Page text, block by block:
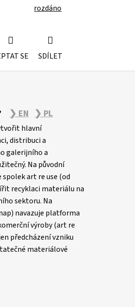
rozdáno
SE SDÍLET
❯ EN ❯ PL
hlavní
distribuci a
galerijního a
Na původní
art re use (od
recyklaci materiálu na
sektoru. Na
navazuje platforma
výroby (art re
předcházení vzniku
materiálové